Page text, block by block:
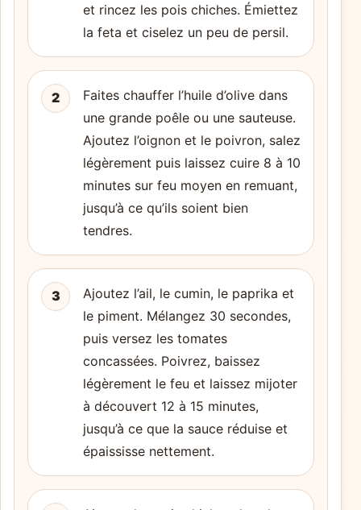
et rincez les pois chiches. Émiettez
la feta et ciselez un peu de persil.
2
Faites chauffer l’huile d’olive dans
une grande poêle ou une sauteuse.
Ajoutez l’oignon et le poivron, salez
légèrement puis laissez cuire 8 à 10
minutes sur feu moyen en remuant,
jusqu’à ce qu’ils soient bien
tendres.
3
Ajoutez l’ail, le cumin, le paprika et
le piment. Mélangez 30 secondes,
puis versez les tomates
concassées. Poivrez, baissez
légèrement le feu et laissez mijoter
à découvert 12 à 15 minutes,
jusqu’à ce que la sauce réduise et
épaississe nettement.